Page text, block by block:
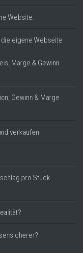
Website.
eigene Webseite
Marge & Gewinn
Gewinn & Marge
verkaufen
pro Stück